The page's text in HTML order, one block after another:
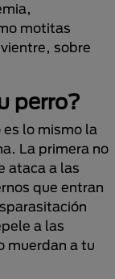
motitas
sobre
perro?
lo mismo la
La primera no
ataca a las
que entran
a las
muerdan a tu